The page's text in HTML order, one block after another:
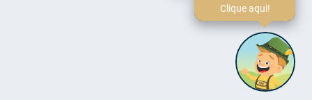
Clique aqui!